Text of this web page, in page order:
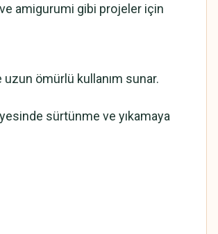
amigurumi gibi projeler için
ömürlü kullanım sunar.
sürtünme ve yıkamaya